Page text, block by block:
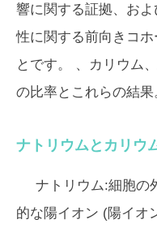
響に関する証拠、お
性に関する前向きコ
とです。 、カリウム
の比率とこれらの結果
ナトリウムとカリウ
ナトリウム:細胞の
的な陽イオン (陽イオ